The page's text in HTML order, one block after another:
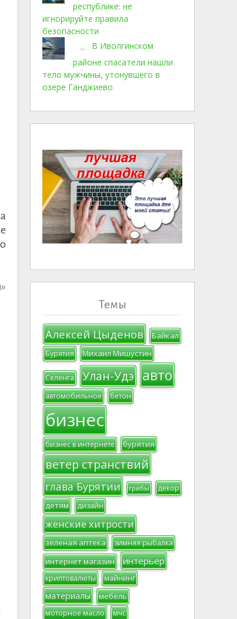
республике: не
игнорируйте правила
безопасности
В Иволгинском
районе спасатели нашли
тело мужчины, утонувшего в
озере Ганджиево
Темы
Алексей Цыденов Байкал
Бурятия Михаил Мишустин
Селенга Улан-Удэ авто
автомобильное бетон
бизнес
бизнес в интернете бурятия
ветер странствий
глава Бурятии грибы декор
детям дизайн
женские хитрости
зеленая аптека зимняя рыбалка
интернет магазин интерьер
криптовалюты майнинг
материалы мебель
моторное масло
мчс